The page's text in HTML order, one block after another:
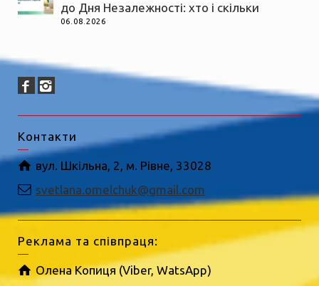
до Дня Незалежності: хто і скільки
06.08.2026
Контакти
вул. Шкільна, 2, м. Рівне, 33028
svetlana.omelchuk@gmail.com
Реклама та співпраця:
Олена Копиця (Viber, WatsApp)